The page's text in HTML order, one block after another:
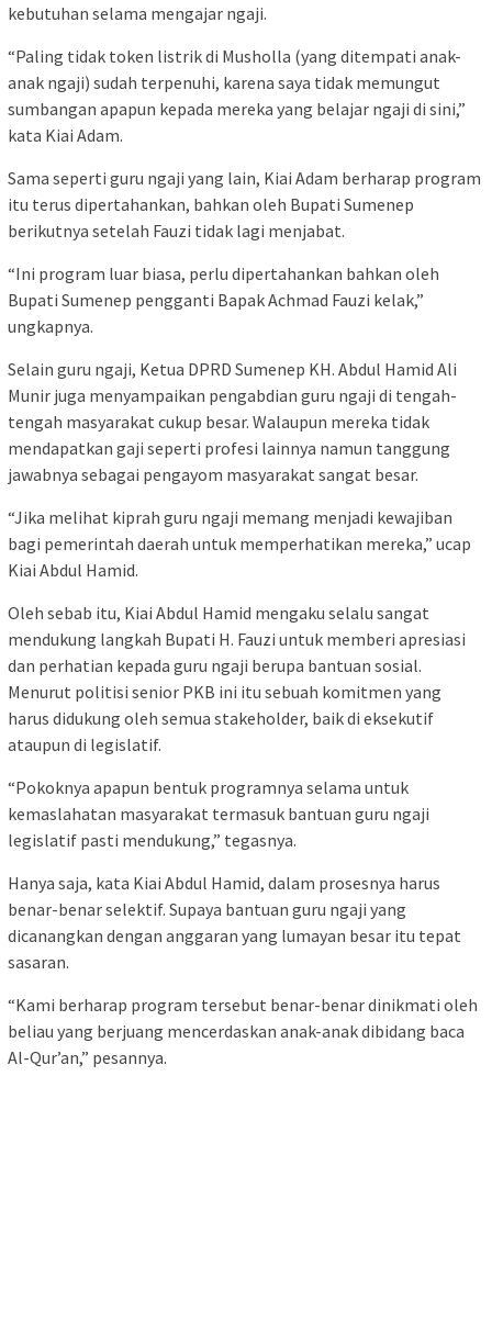
kebutuhan selama mengajar ngaji.
“Paling tidak token listrik di Musholla (yang ditempati anak-
anak ngaji) sudah terpenuhi, karena saya tidak memungut
sumbangan apapun kepada mereka yang belajar ngaji di sini,”
kata Kiai Adam.
Sama seperti guru ngaji yang lain, Kiai Adam berharap program
itu terus dipertahankan, bahkan oleh Bupati Sumenep
berikutnya setelah Fauzi tidak lagi menjabat.
“Ini program luar biasa, perlu dipertahankan bahkan oleh
Bupati Sumenep pengganti Bapak Achmad Fauzi kelak,”
ungkapnya.
Selain guru ngaji, Ketua DPRD Sumenep KH. Abdul Hamid Ali
Munir juga menyampaikan pengabdian guru ngaji di tengah-
tengah masyarakat cukup besar. Walaupun mereka tidak
mendapatkan gaji seperti profesi lainnya namun tanggung
jawabnya sebagai pengayom masyarakat sangat besar.
“Jika melihat kiprah guru ngaji memang menjadi kewajiban
bagi pemerintah daerah untuk memperhatikan mereka,” ucap
Kiai Abdul Hamid.
Oleh sebab itu, Kiai Abdul Hamid mengaku selalu sangat
mendukung langkah Bupati H. Fauzi untuk memberi apresiasi
dan perhatian kepada guru ngaji berupa bantuan sosial.
Menurut politisi senior PKB ini itu sebuah komitmen yang
harus didukung oleh semua stakeholder, baik di eksekutif
ataupun di legislatif.
“Pokoknya apapun bentuk programnya selama untuk
kemaslahatan masyarakat termasuk bantuan guru ngaji
legislatif pasti mendukung,” tegasnya.
Hanya saja, kata Kiai Abdul Hamid, dalam prosesnya harus
benar-benar selektif. Supaya bantuan guru ngaji yang
dicanangkan dengan anggaran yang lumayan besar itu tepat
sasaran.
“Kami berharap program tersebut benar-benar dinikmati oleh
beliau yang berjuang mencerdaskan anak-anak dibidang baca
Al-Qur’an,” pesannya.